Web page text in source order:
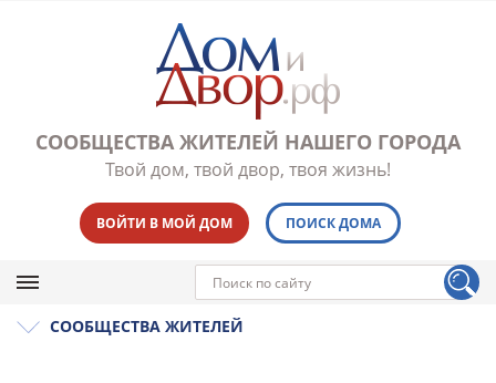
СООБЩЕСТВА ЖИТЕЛЕЙ НАШЕГО ГОРОДА
Твой дом, твой двор, твоя жизнь!
ВОЙТИ В МОЙ ДОМ ПОИСК ДОМА
СООБЩЕСТВА ЖИТЕЛЕЙ